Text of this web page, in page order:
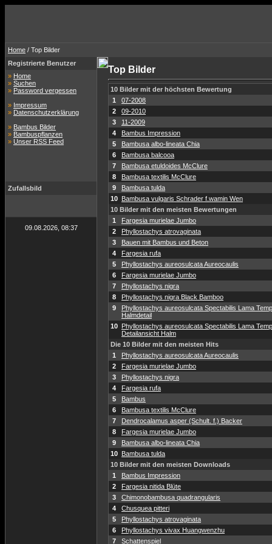
Home / Top Bilder
Registrierte Benutzer
» Home
» Suchen
» Password vergessen
» Impressum
» Datenschutzerklärung
» Bambus Bilder
» Bambuspflanzen
» Unser RSS Feed
Zufallsbild
09.08.2026, 08:37
Top Bilder
10 Bilder mit der höchsten Bewertung
1
07-2008
2
09-2010
3
11-2009
4
Bambus Impression
5
Bambusa albo-lineata Chia
6
Bambusa balcooa
7
Bambusa etuldoides McClure
8
Bambusa textilis McClure
9
Bambusa tulda
10 Bambusa vulgaris Schrader f.wamin Wen
10 Bilder mit den meisten Bewertungen
1
Fargesia murielae Jumbo
2
Phyllostachys atrovaginata
3
Bauen mit Bambus und Beton
4
Fargesia rufa
5
Phyllostachys aureosulcata Aureocaulis
6
Fargesia murielae Jumbo
7
Phyllostachys nigra
8
Phyllostachys nigra Black Bamboo
9
Phyllostachys aureosulcata Spectabilis Lama
Halmdetail
10 Phyllostachys aureosulcata Spectabilis Lama
Detailansicht Halm
Die 10 Bilder mit den meisten Hits
1
Phyllostachys aureosulcata Aureocaulis
2
Fargesia murielae Jumbo
3
Phyllostachys nigra
4
Fargesia rufa
5
Bambus
6
Bambusa textilis McClure
7
Dendrocalamus asper (Schult. f.) Backer
8
Fargesia murielae Jumbo
9
Bambusa albo-lineata Chia
10 Bambusa tulda
10 Bilder mit den meisten Downloads
1
Bambus Impression
2
Fargesia nitida Blüte
3
Chimonobambusa quadrangularis
4
Chusquea pitteri
5
Phyllostachys atrovaginata
6
Phyllostachys vivax Huangwenzhu
7
Schattenspiel